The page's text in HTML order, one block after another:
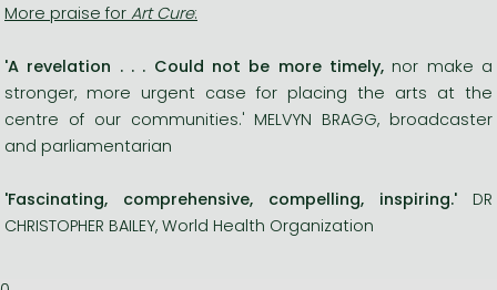
More praise for Art Cure:
'A revelation . . . Could not be more timely, nor make a
stronger, more urgent case for placing the arts at the
centre of our communities.' MELVYN BRAGG, broadcaster
and parliamentarian
'Fascinating, comprehensive, compelling, inspiring.' DR
CHRISTOPHER BAILEY, World Health Organization